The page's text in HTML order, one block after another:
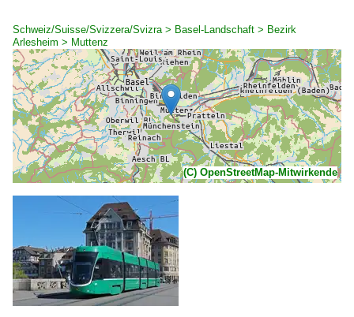
Schweiz/Suisse/Svizzera/Svizra > Basel-Landschaft > Bezirk
Arlesheim > Muttenz
(C) OpenStreetMap-Mitwirkende